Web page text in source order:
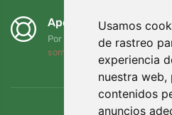
Usamos
de rastreo
experiencia
nuestra
contenidos
anuncios
Apoyamos a Trees.org
Por cada pedido plantamos
somos